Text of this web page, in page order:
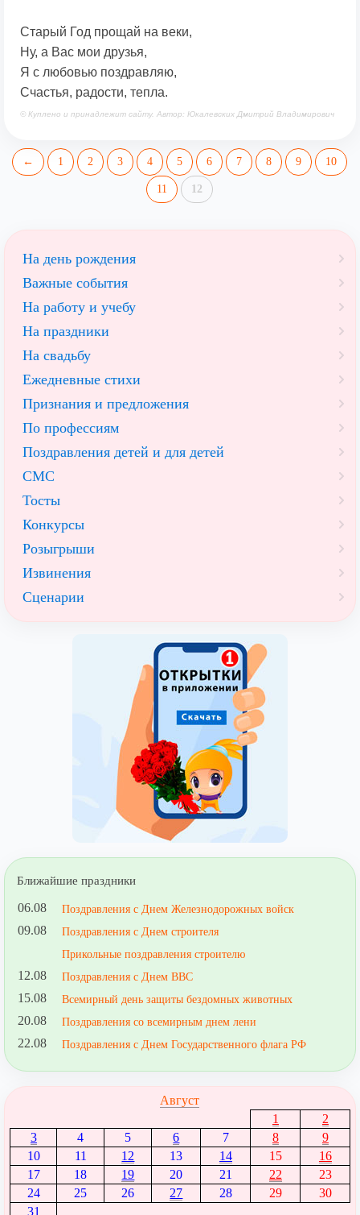
Старый Год прощай на веки,
Ну, а Вас мои друзья,
Я с любовью поздравляю,
Счастья, радости, тепла.
© Куплено и принадлежит сайту. Автор: Юкалевских Дмитрий Владимирович
← 1 2 3 4 5 6 7 8 9 10
11 12
На день рождения
Важные события
На работу и учебу
На праздники
На свадьбу
Ежедневные стихи
Признания и предложения
По профессиям
Поздравления детей и для детей
СМС
Тосты
Конкурсы
Розыгрыши
Извинения
Сценарии
Ближайшие праздники
06.08 Поздравления с Днем Железнодорожных войск
09.08
Поздравления с Днем строителя
Прикольные поздравления строителю
12.08 Поздравления с Днем ВВС
15.08 Всемирный день защиты бездомных животных
20.08 Поздравления со всемирным днем лени
22.08 Поздравления с Днем Государственного флага РФ
Август
1
2
3
4 5 6 7 8
9
10
11 12 13 14 15
16
17
18 19 20 21 22
23
24
25 26 27 28 29
30
31